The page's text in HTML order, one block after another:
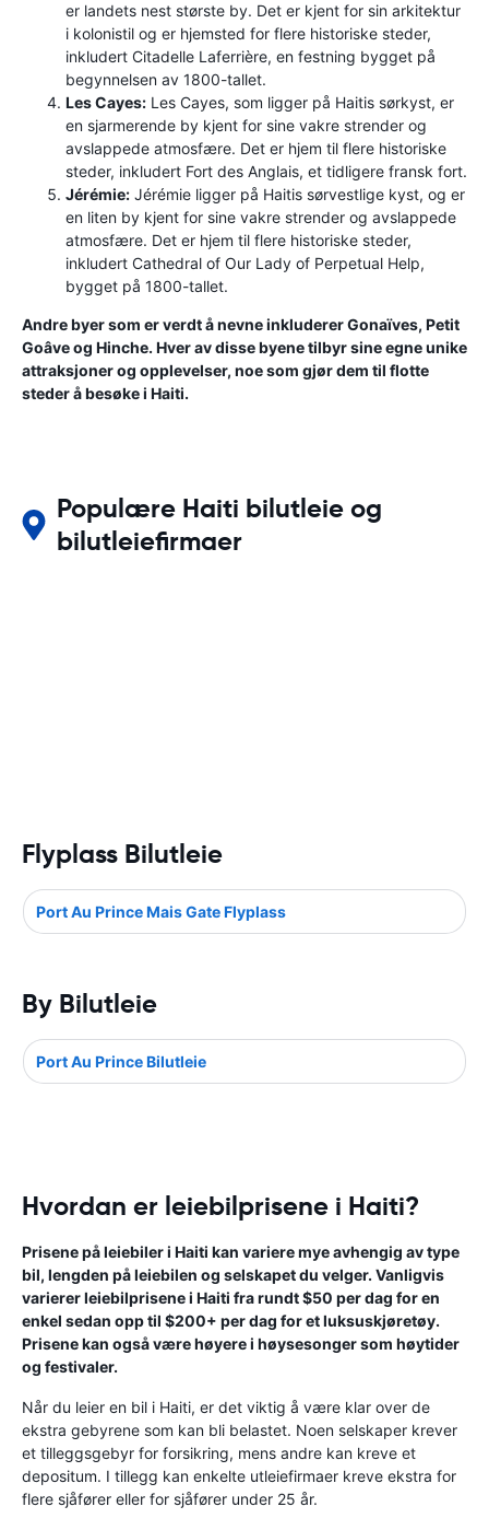
er landets nest største by. Det er kjent for sin arkitektur
i kolonistil og er hjemsted for flere historiske steder,
inkludert Citadelle Laferrière, en festning bygget på
begynnelsen av 1800-tallet.
Les Cayes: Les Cayes, som ligger på Haitis sørkyst, er
en sjarmerende by kjent for sine vakre strender og
avslappede atmosfære. Det er hjem til flere historiske
steder, inkludert Fort des Anglais, et tidligere fransk fort.
Jérémie: Jérémie ligger på Haitis sørvestlige kyst, og er
en liten by kjent for sine vakre strender og avslappede
atmosfære. Det er hjem til flere historiske steder,
inkludert Cathedral of Our Lady of Perpetual Help,
bygget på 1800-tallet.
Andre byer som er verdt å nevne inkluderer Gonaïves, Petit
Goâve og Hinche. Hver av disse byene tilbyr sine egne unike
attraksjoner og opplevelser, noe som gjør dem til flotte
steder å besøke i Haiti.
Populære Haiti bilutleie og
bilutleiefirmaer
Flyplass Bilutleie
Port Au Prince Mais Gate Flyplass
By Bilutleie
Port Au Prince Bilutleie
Hvordan er leiebilprisene i Haiti?
Prisene på leiebiler i Haiti kan variere mye avhengig av type
bil, lengden på leiebilen og selskapet du velger. Vanligvis
varierer leiebilprisene i Haiti fra rundt $50 per dag for en
enkel sedan opp til $200+ per dag for et luksuskjøretøy.
Prisene kan også være høyere i høysesonger som høytider
og festivaler.
Når du leier en bil i Haiti, er det viktig å være klar over de
ekstra gebyrene som kan bli belastet. Noen selskaper krever
et tilleggsgebyr for forsikring, mens andre kan kreve et
depositum. I tillegg kan enkelte utleiefirmaer kreve ekstra for
flere sjåfører eller for sjåfører under 25 år.